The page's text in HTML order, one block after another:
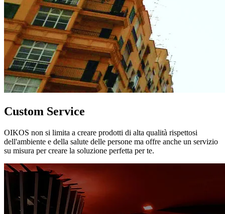
Custom Service
OIKOS non si limita a creare prodotti di alta qualità rispettosi
dell'ambiente e della salute delle persone ma offre anche un servizio
su misura per creare la soluzione perfetta per te.